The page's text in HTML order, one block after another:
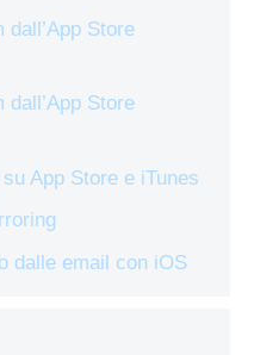
Store
Store
App Store e iTunes
dalle email con iOS